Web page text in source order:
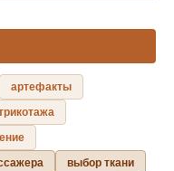
артефакты
выбор ткани